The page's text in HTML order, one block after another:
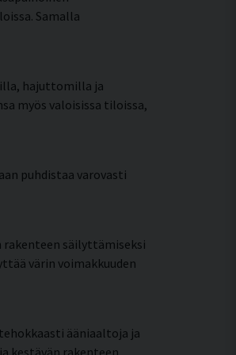
Samalla
hajuttomilla ja
myös valoisissa tiloissa,
puhdistaa varovasti
säilyttämiseksi
värin voimakkuuden
ääniaaltoja ja
kestävän rakenteen.